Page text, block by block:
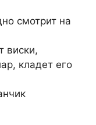
смотрит на
виски,
кладет его